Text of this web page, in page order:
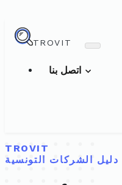
TROVIT
TROVIT
دليل الشركات التونسية